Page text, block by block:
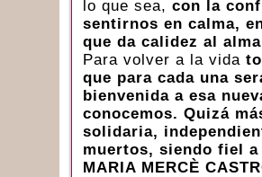
lo que sea, con la
sentirnos en calma,
que da calidez al
Para volver a la vida
que para cada una
bienvenida a esa
conocemos. Quizá
solidaria,
muertos, siendo fiel
MARIA MERCÈ